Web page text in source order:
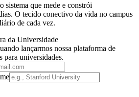
sistema que mede e constrói
O tecido conectivo da vida no campus
de cada vez.
da Universidade
lançarmos nossa plataforma de
para universidades.